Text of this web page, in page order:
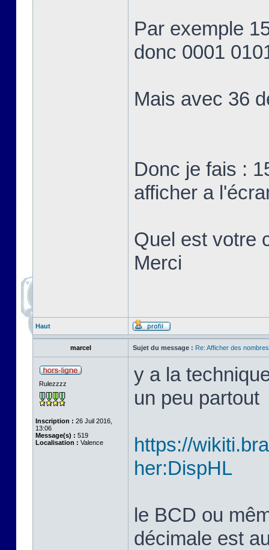
Par exemple
donc 0001
Mais avec 36
Donc je fais :
afficher a
Quel est votre
Merci
Haut
marcel Sujet du message : Re: Afficher des
Rulezzzz
Inscription : 26 Juil 2016,
13:06
Message(s) : 519
Localisation : Valence
y a la
un peu partout
https://
her:DispHL
le BCD ou
décimale est